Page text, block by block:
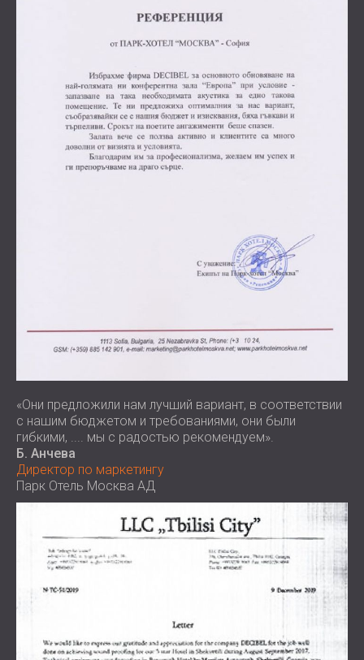
«Они предложили нам лучший вариант, в соответствии
с нашим бюджетом и требованиями, они были
гибкими, .... мы с радостью рекомендуем».
Б. Анчева
Директор по маркетингу
Парк Отель Москва АД